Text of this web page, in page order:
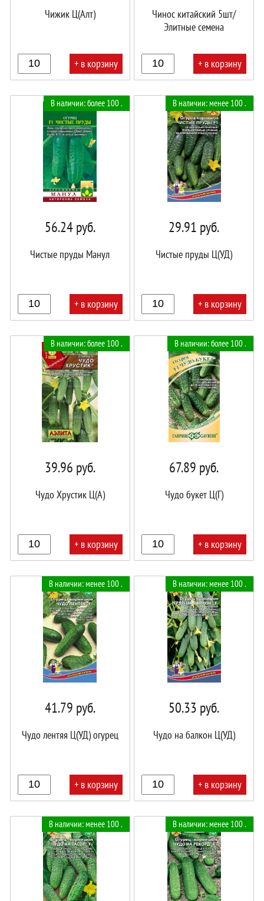
Чижик Ц(Алт)
+ в корзину
Чинос китайский 5шт/
Элитные семена
+ в корзину
В наличии: более 100 .
56.24руб.
Чистые пруды Манул
+ в корзину
В наличии: менее 100 .
29.91 руб.
Чистые пруды Ц(УД)
+ в корзину
В наличии: более 100 .
39.96 руб.
Чудо Хрустик Ц(А)
+ в корзину
В наличии: более 100 .
67.89 руб.
Чудо букет Ц(Г)
+ в корзину
В наличии: менее 100 .
41.79 руб.
Чудо лентяя Ц(УД) огурец
+ в корзину
В наличии: менее 100 .
50.33 руб.
Чудо на балкон Ц(УД)
+ в корзину
В наличии: менее 100 . В наличии: менее 100 .